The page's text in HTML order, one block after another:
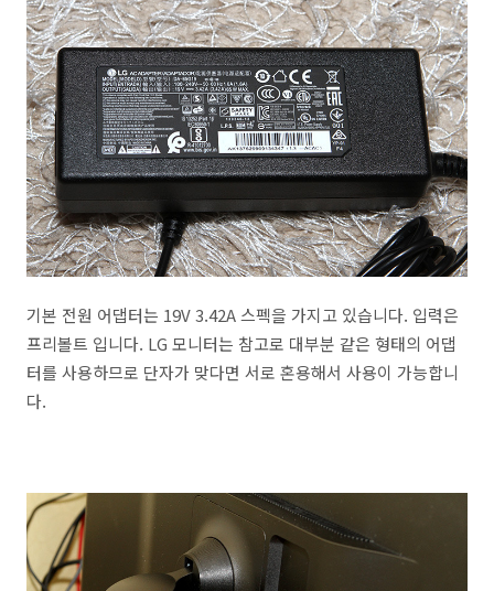
기본 전원 어댑터는 19V 3.42A 스펙을 가지고 있습니다. 입력은
프리볼트 입니다. LG 모니터는 참고로 대부분 같은 형태의 어댑
터를 사용하므로 단자가 맞다면 서로 혼용해서 사용이 가능합니
다.